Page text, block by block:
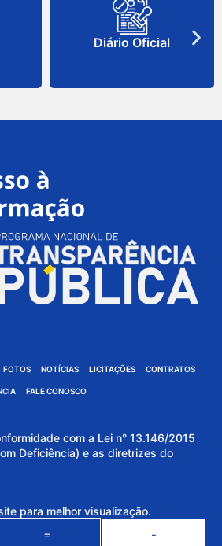
Diário Oficial
FOTOS NOTÍCIAS LICITAÇÕES CONTRATOS
FALE CONOSCO
com a Lei n° 13.146/2015
Deficiência) e as diretrizes do
para melhor visualização.
= -